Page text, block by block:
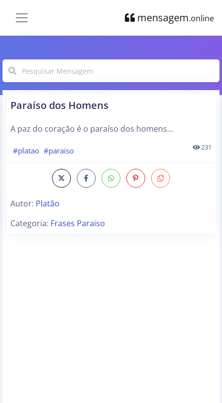
mensagem.online
Paraíso dos Homens
A paz do coração é o paraíso dos homens…
#platao #paraiso 231
Autor: Platão
Categoria: Frases Paraiso